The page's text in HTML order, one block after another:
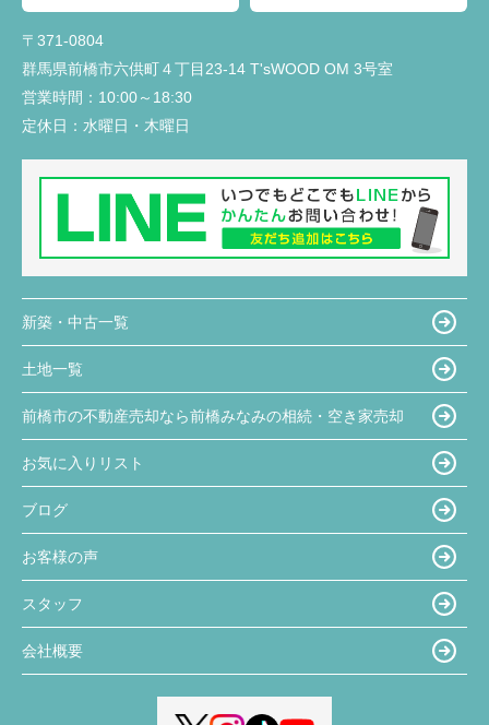
〒371-0804
群馬県前橋市六供町４丁目23‐14 T'sWOOD OM 3号室
営業時間： 10:00～18:30
定休日： 水曜日・木曜日
新築・中古一覧
土地一覧
前橋市の不動産売却なら前橋みなみの相続・空き家売却
お気に入りリスト
ブログ
お客様の声
スタッフ
会社概要